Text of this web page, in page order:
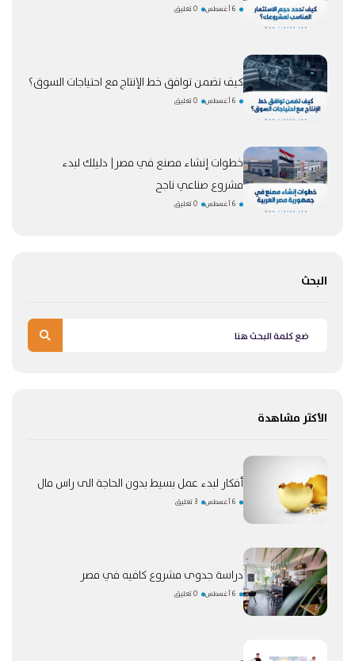
6 أغسطس 0 تعليق
كيف تضمن توافق خط الإنتاج مع احتياجات السوق؟
6 أغسطس 0 تعليق
خطوات إنشاء مصنع في مصر| دليلك لبدء
مشروع صناعي ناجح
6 أغسطس 0 تعليق
البحث
الأكثر مشاهدة
أفكار لبدء عمل بسيط بدون الحاجة الى راس مال
6 أغسطس 3 تعليق
دراسة جدوى مشروع كافيه في مصر
6 أغسطس 0 تعليق